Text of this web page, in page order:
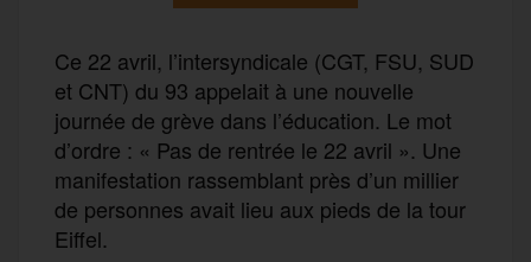
Ce 22 avril, l’intersyndicale (CGT, FSU, SUD
et CNT) du 93 appelait à une nouvelle
journée de grève dans l’éducation. Le mot
d’ordre : « Pas de rentrée le 22 avril ». Une
manifestation rassemblant près d’un millier
de personnes avait lieu aux pieds de la tour
Eiffel.